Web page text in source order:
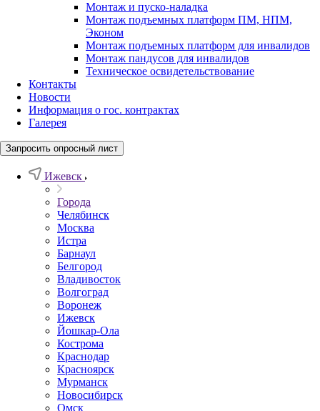
Монтаж и пуско-наладка
Монтаж подъемных платформ ПМ, НПМ,
Эконом
Монтаж подъемных платформ для инвалидов
Монтаж пандусов для инвалидов
Техническое освидетельствование
Контакты
Новости
Информация о гос. контрактах
Галерея
Запросить опросный лист
Ижевск
Города
Челябинск
Москва
Истра
Барнаул
Белгород
Владивосток
Волгоград
Воронеж
Ижевск
Йошкар-Ола
Кострома
Краснодар
Красноярск
Мурманск
Новосибирск
Омск